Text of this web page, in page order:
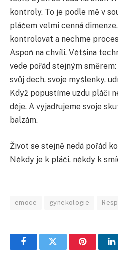
kontroly. To je podle mě v
pláčem velmi cenná
kontrolovat a nechme
Aspoň na chvíli. Většina
vede pořád stejným
svůj dech, svoje myšlenky,
Když popustíme uzdu pláči
děje. A vyjadřujeme svoje
balzám.
Život se stejně nedá pořád
Někdy je k pláči, někdy k
emoce gynekologie
FacebookTwitter Pinterest